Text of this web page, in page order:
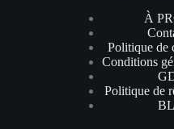
À
Politique de
Conditions
Politique de